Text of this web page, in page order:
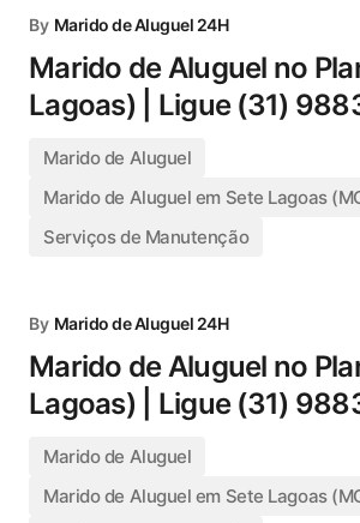
By Marido de Aluguel 24H
Marido de Aluguel no
Lagoas) | Ligue (31)
Marido de Aluguel
Marido de Aluguel em Sete Lagoas
Serviços de Manutenção
By Marido de Aluguel 24H
Marido de Aluguel no
Lagoas) | Ligue (31)
Marido de Aluguel
Marido de Aluguel em Sete Lagoas